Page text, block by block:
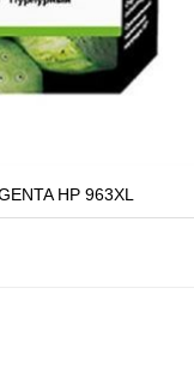
HP 963XL